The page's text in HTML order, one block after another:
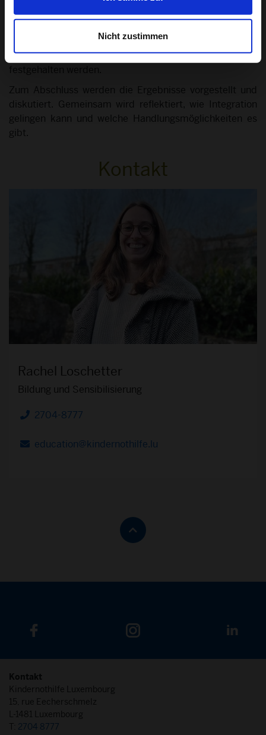
Nicht zustimmen
die Gruppe und Institution angepasst werden; Beispiele
Fotos. Jedenfalls, soll durch das Projekt die eigene Sicht
der Jugendlichen auf die besprochenen Themen
festgehalten werden.
Zum Abschluss werden die Ergebnisse vorgestellt und
diskutiert. Gemeinsam wird reflektiert, wie Integration
gelingen kann und welche Handlungsmöglichkeiten es
gibt.
Kontakt
Rachel Loschetter
Bildung und Sensibilisierung
Telefon
2704-8777
education@kindernothilfe.lu
Kontakt
Kindernothilfe Luxembourg
15, rue Eecherschmelz
L-1481 Luxembourg
T: 2704 8777